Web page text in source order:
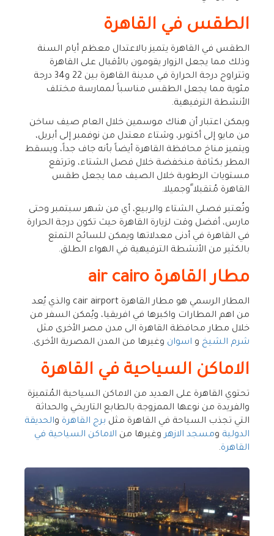
الطقس في القاهرة
الطقس في القاهرة يتميز بالاعتدال معظم أيام السنة
وذلك مما يجعل الزوار يقومون بالأقبال على القاهرة
وتتراوح درجة الحرارة في مدينة القاهرة بين 22 و34 درجة
مئوية مما يجعل الطقس مناسباً لممارسة مختلف
الأنشطة الترفيهية.
ويمكن اعتبار أن هناك موسمين خلال العام صيف ساخن
من مايو إلى أكتوبر، وشتاء معتدل من نوفمبر إلى أبريل،
ويتميز مناخ محافظة القاهرة أيضاً بأنه جاف جداً، ويسقط
المطر بكثافة منخفضة خلال فصل الشتاء، وترتفع
مستويات الرطوبة خلال الصيف مما يجعل طقس
القاهرة مُتقبلا ًوجميلا.
وتُعتبر فصلي الشتاء والربيع، أي من شهر سبتمبر وحتى
مارس، أفضل وقت لزيارة القاهرة حيث تكون درجة الحرارة
في القاهرة في أدنى معدلاتها ويمكن للسائح التمتع
بالكثير من الأنشطة الترفيهية في الهواء الطلق.
مطار القاهرة air cairo
المطار الرسمي هو مطار القاهرة cair airport والذي يُعد
من اهم المطارات واكبرها في افريقيا، ويُمكن السفر من
خلال مطار محافظة القاهرة الى مدن مصر الأخرى مثل
شرم الشيخ و اسوان وغيرها من المدن المصرية الأخرى.
الاماكن السياحية في القاهرة
تحتوي القاهرة على العديد من الاماكن السياحية المُتميزة
والفريدة من نوعها الممزوجة بالطابع التاريخي والحداثة
التي تجذب السياحة في القاهرة مثل برج القاهرة والحديقة
الدولية ومسجد الازهروغيرها من الاماكن السياحية في
القاهرة.